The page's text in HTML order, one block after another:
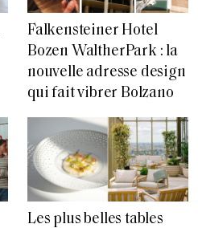
Falkensteiner Hotel
Bozen WaltherPark : la
nouvelle adresse design
qui fait vibrer Bolzano
Les plus belles tables